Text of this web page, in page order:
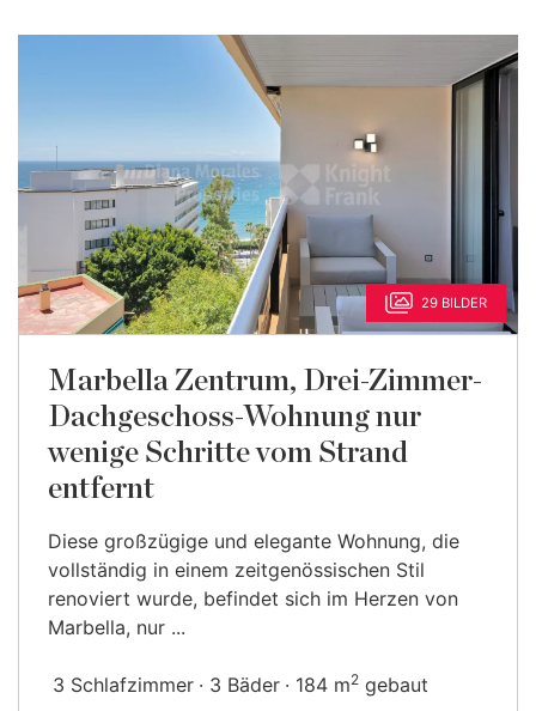
29 BILDER
Marbella Zentrum, Drei-Zimmer-
Dachgeschoss-Wohnung nur
wenige Schritte vom Strand
entfernt
Diese großzügige und elegante Wohnung, die
vollständig in einem zeitgenössischen Stil
renoviert wurde, befindet sich im Herzen von
Marbella, nur ...
3 Schlafzimmer 3 Bäder 184 m2 gebaut